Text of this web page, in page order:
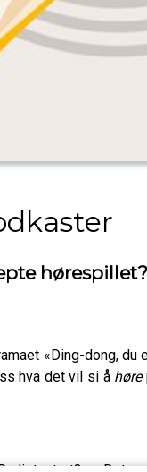
hørespillet?
«Ding-dong,
hva det vil si å høre